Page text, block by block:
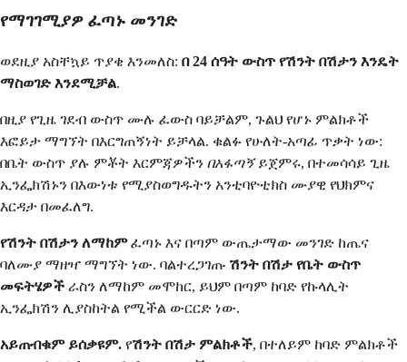
የማገገሚያዎ ፈጣኑ መንገድ
ወደዚያ አስቸኳይ ጥያቄ እንመለስ: በ 24 ሰዓት ውስጥ የሽንት በሽታን እንዴት
ማስወገድ እንደሚቻል.
በዚያ የጊዜ ገደብ ውስጥ ሙሉ ፈውስ ባይቻልም, ጉልህ የሆኑ ምልክቶች
እፎይታ ማግኘት በእርግጠኝነት ይቻላል. ቁልፉ የሁለት-አጣፊ ጥቃት ነው:
በቤት ውስጥ ያሉ ምቾት እርምጃዎችን በአፋጣኝይጀምሩ, በተመሳሳይ ጊዜ
ኢንፌክሽኑን በእውነቱ የሚያስወግዱትን አንቲባዮቲክስ ሙያዊ የህክምና
እርዳታ በመፈለግ.
የሽንት በሽታን ለማከምፈጣኑ እና በጣም ውጤታማው መንገድ ከጤና
ባለሙያ ማዘዣ ማግኘት ነው. ባልተረጋገጡ ሽንት በሽታ የቤት ውስጥ
መፍትሄዎች ራስን ለማከም መሞከር, ይህም በጣም ከባድ የኩላሊት
ኢንፌክሽን ሊያስከትል የሚችል ውርርድ ነው.
አይጠብቁም ይሰቃዩም. የሽንት በሽታ ምልክቶች, በተለይም ከባድ ምልክቶች